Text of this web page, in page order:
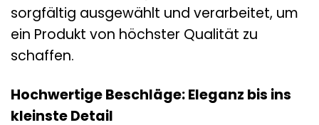
sorgfältig ausgewählt und verarbeitet, um
ein Produkt von höchster Qualität zu
schaffen.
Hochwertige Beschläge: Eleganz bis ins
kleinste Detail